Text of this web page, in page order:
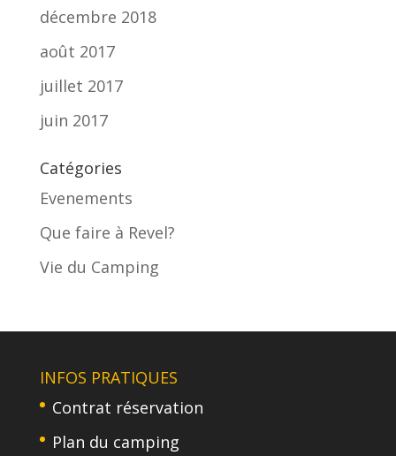
décembre 2018
août 2017
juillet 2017
juin 2017
Catégories
Evenements
Que faire à Revel?
Vie du Camping
INFOS PRATIQUES
Contrat réservation
Plan du camping